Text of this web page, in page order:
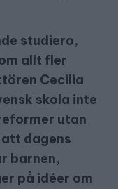
studiero,
allt fler
Cecilia
skola inte
utan
dagens
barnen,
på idéer om